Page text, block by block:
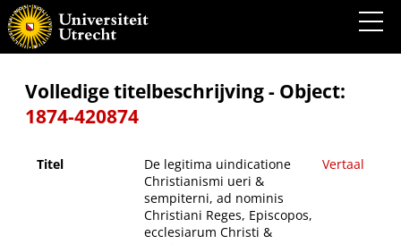
De legitima uindicatione Christianismi ueri & sempiterni, ad nominis Christiani Reges,
Episcopos, ecclesiarum Christi & Academiarum Doctores, populumq[ue] Christianū[m],
Libri Antisophistici tres
Volledige titelbeschrijving - Object:
1874-420874
Titel
De legitima uindicatione
Christianismi ueri &
sempiterni, ad nominis
Christiani Reges, Episcopos,
ecclesiarum Christi &
Vertaal